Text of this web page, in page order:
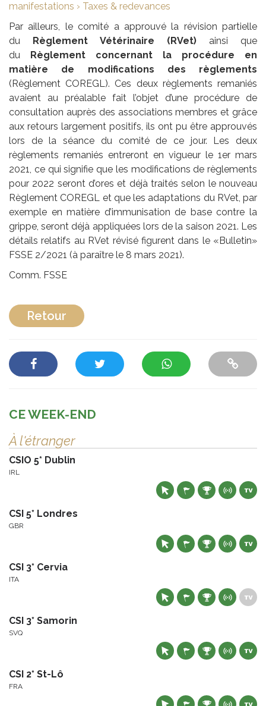
manifestations › Taxes & redevances
Par ailleurs, le comité a approuvé la révision partielle
du
Règlement Vétérinaire (RVet) ainsi que
du
Règlement concernant la procédure en
matière de modifications des règlements
(Règlement COREGL). Ces deux règlements remaniés
avaient au préalable fait l’objet d’une procédure de
consultation auprès des associations membres et grâce
aux retours largement positifs, ils ont pu être approuvés
lors de la séance du comité de ce jour. Les deux
règlements remaniés entreront en vigueur le 1er mars
2021, ce qui signifie que les modifications de règlements
pour 2022 seront d’ores et déjà traités selon le nouveau
Règlement COREGL et que les adaptations du RVet, par
exemple en matière d’immunisation de base contre la
grippe, seront déjà appliquées lors de la saison 2021. Les
détails relatifs au RVet révisé figurent dans le «Bulletin»
FSSE 2/2021 (à paraître le 8 mars 2021).
Comm. FSSE
Retour
CE WEEK-END
À l'étranger
CSIO 5* Dublin
IRL
CSI 5* Londres
GBR
CSI 3* Cervia
ITA
CSI 3* Samorin
SVQ
CSI 2* St-Lô
FRA